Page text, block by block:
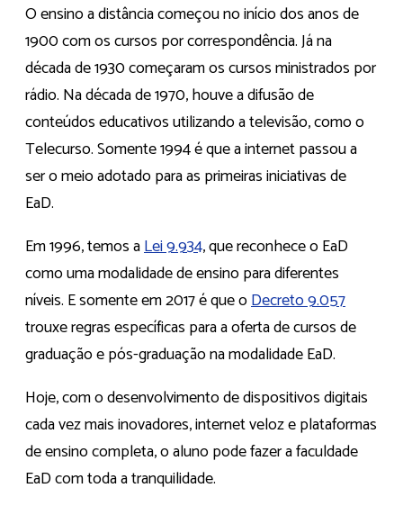
O ensino a distância começou no início dos anos de
1900 com os cursos por correspondência. Já na
década de 1930 começaram os cursos ministrados por
rádio. Na década de 1970, houve a difusão de
conteúdos educativos utilizando a televisão, como o
Telecurso. Somente 1994 é que a internet passou a
ser o meio adotado para as primeiras iniciativas de
EaD.
Em 1996, temos aLei 9.934, que reconhece o EaD
como uma modalidade de ensino para diferentes
níveis. E somente em 2017 é que oDecreto 9.057
trouxe regras específicas para a oferta de cursos de
graduação e pós-graduação na modalidade EaD.
Hoje, com o desenvolvimento de dispositivos digitais
cada vez mais inovadores, internet veloz e plataformas
de ensino completa, o aluno pode fazer a faculdade
EaD com toda a tranquilidade.